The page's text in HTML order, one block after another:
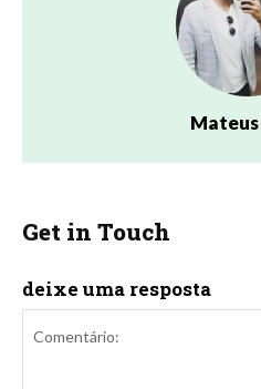
Mateus
Get in Touch
deixe uma resposta